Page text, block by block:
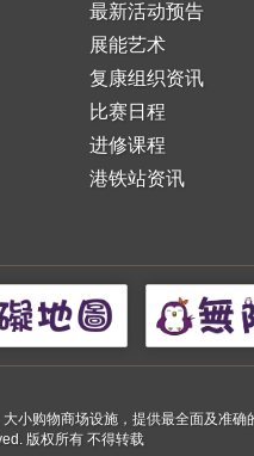
最新活动预告
展能艺术
复康组织资讯
比赛日程
进修课程
港铁站资讯
小购物商场设施，提供最全面及准确
版权所有 不得转载